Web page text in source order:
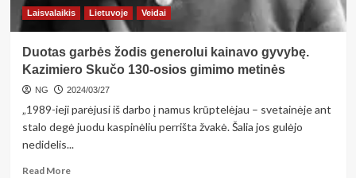
PREKYBA
BILIETAIS</strong>
Laisvalaikis Lietuvoje Veidai
Duotas garbės žodis generolui kainavo gyvybę.
Kazimiero Skučo 130-osios gimimo metinės
NG 2024/03/27
„1989-ieji parėjusi iš darbo į namus krūptelėjau – svetainėje ant
stalo degė juodu kaspinėliu perrišta žvakė. Šalia jos gulėjo
nedidelis...
Read MoreRead